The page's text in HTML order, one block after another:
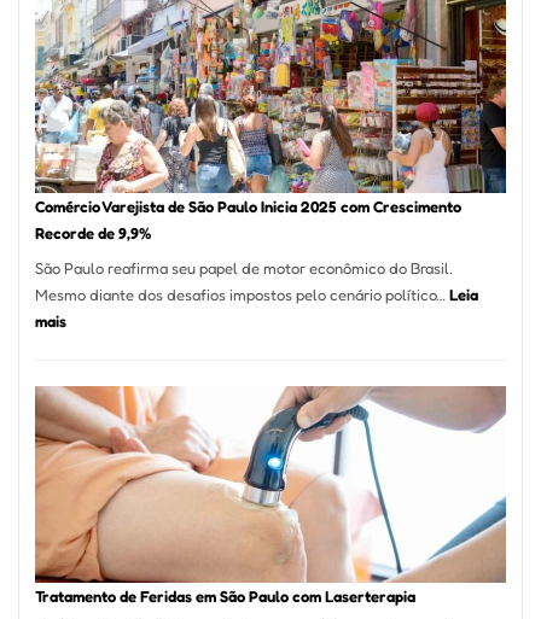
R$
Milhão
com
em
São
Paulo
Comércio Varejista de São Paulo Inicia 2025 com Crescimento
Recorde de 9,9%
São Paulo reafirma seu papel de motor econômico do Brasil.
Mesmo diante dos desafios impostos pelo cenário político… Leia
mais:
de
São
Paulo
Inicia
2025
com
Crescimento
Recorde
Tratamento de Feridas em São Paulo com Laserterapia